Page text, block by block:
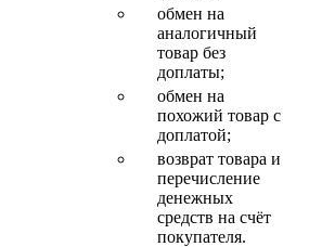
обмен на
аналогичный
товар без
доплаты;
обмен на
похожий товар с
доплатой;
возврат товара и
перечисление
денежных
средств на счёт
покупателя.